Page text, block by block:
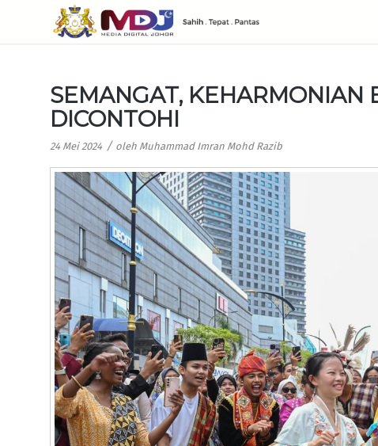
SEMANGAT, KEHARMONIAN
DICONTOHI
24 Mei 2024 / oleh Muhammad Imran Mohd Razib